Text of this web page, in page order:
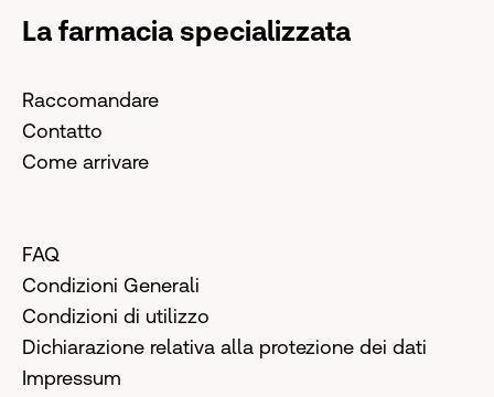
La farmacia specializzata
Raccomandare
Contatto
Come arrivare
FAQ
Condizioni Generali
Condizioni di utilizzo
Dichiarazione relativa alla protezione dei dati
Impressum